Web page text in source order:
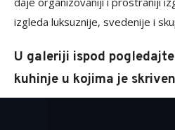
izgleda luksuznije, svedenije i
U galeriji ispod
kuhinje u kojima je